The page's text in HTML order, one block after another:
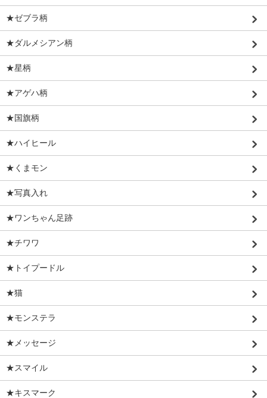
★ゼブラ柄
★ダルメシアン柄
★星柄
★アゲハ柄
★国旗柄
★ハイヒール
★くまモン
★写真入れ
★ワンちゃん足跡
★チワワ
★トイプードル
★猫
★モンステラ
★メッセージ
★スマイル
★キスマーク